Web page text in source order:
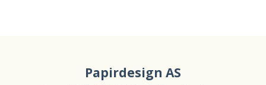
Papirdesign AS